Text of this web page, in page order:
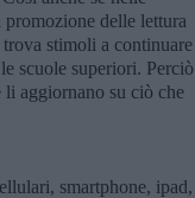
delle lettura
stimoli a continuare
scuole superiori. Perciò
aggiornano su ciò che
smartphone, ipad,